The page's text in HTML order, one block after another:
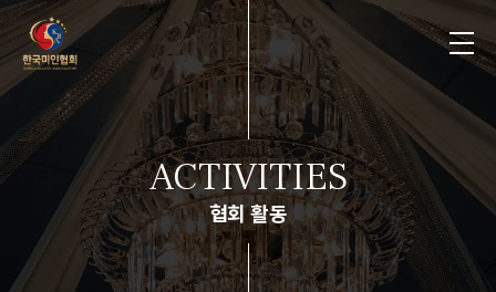
ACTIVITIES
협회 활동